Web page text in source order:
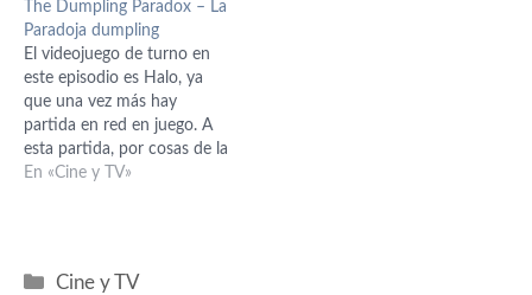
The Dumpling Paradox – La
Paradoja dumpling
El videojuego de turno en
este episodio es Halo, ya
que una vez más hay
partida en red en juego. A
esta partida, por cosas de la
vida, acaba apuntándose
En «Cine y TV»
Categorías
Cine y TV